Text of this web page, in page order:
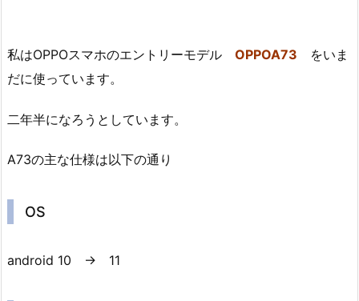
私はOPPOスマホのエントリーモデル OPPOA73 をいま
だに使っています。
二年半になろうとしています。
A73の主な仕様は以下の通り
OS
android 10 → 11